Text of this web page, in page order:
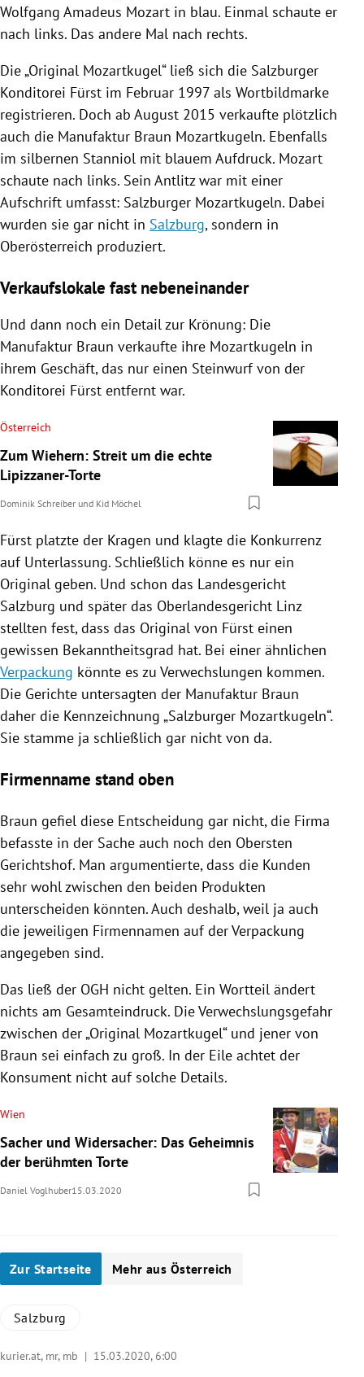
Wolfgang Amadeus Mozart in blau. Einmal schaute er
nach links. Das andere Mal nach rechts.
Die „Original Mozartkugel“ ließ sich die Salzburger
Konditorei Fürst im Februar 1997 als Wortbildmarke
registrieren. Doch ab August 2015 verkaufte plötzlich
auch die Manufaktur Braun Mozartkugeln. Ebenfalls
im silbernen Stanniol mit blauem Aufdruck. Mozart
schaute nach links. Sein Antlitz war mit einer
Aufschrift umfasst: Salzburger Mozartkugeln. Dabei
wurden sie gar nicht in Salzburg, sondern in
Oberösterreich produziert.
Verkaufslokale fast nebeneinander
Und dann noch ein Detail zur Krönung: Die
Manufaktur Braun verkaufte ihre Mozartkugeln in
ihrem Geschäft, das nur einen Steinwurf von der
Konditorei Fürst entfernt war.
Österreich
Zum Wiehern: Streit um die echte
Lipizzaner-Torte
Dominik Schreiber und Kid Möchel
Fürst platzte der Kragen und klagte die Konkurrenz
auf Unterlassung. Schließlich könne es nur ein
Original geben. Und schon das Landesgericht
Salzburg und später das Oberlandesgericht Linz
stellten fest, dass das Original von Fürst einen
gewissen Bekanntheitsgrad hat. Bei einer ähnlichen
Verpackung könnte es zu Verwechslungen kommen.
Die Gerichte untersagten der Manufaktur Braun
daher die Kennzeichnung „Salzburger Mozartkugeln“.
Sie stamme ja schließlich gar nicht von da.
Firmenname stand oben
Braun gefiel diese Entscheidung gar nicht, die Firma
befasste in der Sache auch noch den Obersten
Gerichtshof. Man argumentierte, dass die Kunden
sehr wohl zwischen den beiden Produkten
unterscheiden könnten. Auch deshalb, weil ja auch
die jeweiligen Firmennamen auf derVerpackung
angegeben sind.
Das ließ der OGH nicht gelten. Ein Wortteil ändert
nichts am Gesamteindruck. Die Verwechslungsgefahr
zwischen der „Original Mozartkugel“ und jener von
Braun sei einfach zu groß. In der Eile achtet der
Konsument nicht auf solche Details.
Wien
Sacher und Widersacher: Das Geheimnis
der berühmten Torte
Daniel Voglhuber15.03.2020
Zur Startseite Mehr aus Österreich
Salzburg
kurier.at, mr, mb | 15.03.2020, 6:00